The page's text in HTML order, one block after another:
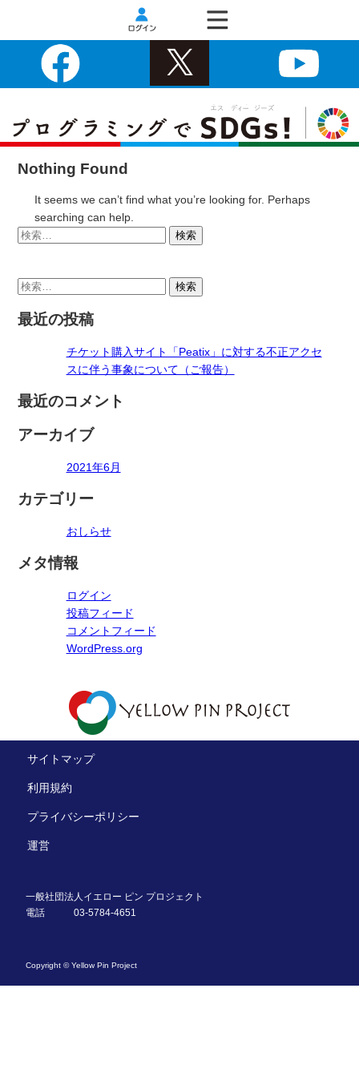
Nothing Found
It seems we can’t find what you’re looking for. Perhaps
searching can help.
検
索:
検
索:
最近の投稿
チケット購入サイト「Peatix」に対する不正アクセ
スに伴う事象について（ご報告）
最近のコメント
アーカイブ
2021年6月
カテゴリー
おしらせ
メタ情報
ログイン
投稿フィード
コメントフィード
WordPress.org
サイトマップ
利用規約
プライバシーポリシー
運営
一般社団法人イエロー ピン プロジェクト
電話
03-5784-4651
Copyright © Yellow Pin Project